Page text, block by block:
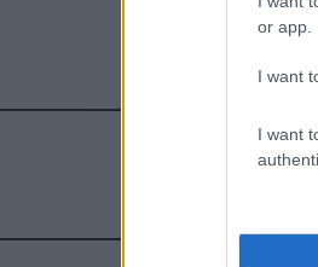
or app.
I want
I want